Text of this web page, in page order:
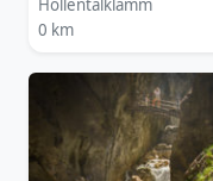
Höllentalklamm
0 km